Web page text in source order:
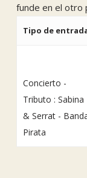
funde en el otro
Tipo de
Concierto -
Tributo : Sabina
& Serrat -
Pirata